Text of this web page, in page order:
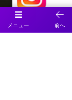
メニュー 前へ